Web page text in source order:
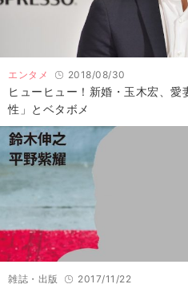
エンタメ 2018/08/30
ヒューヒュー！新婚・玉木宏、
性」とベタボメ
雑誌・出版 2017/11/22